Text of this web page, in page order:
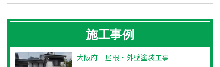
施工事例
大阪府 屋根・外壁塗装工事